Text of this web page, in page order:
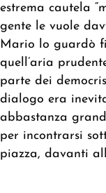
estrema cautela
gente le vuole
Mario lo guardò
quell’aria
parte dei
dialogo era
abbastanza
per incontrarsi
piazza, davanti